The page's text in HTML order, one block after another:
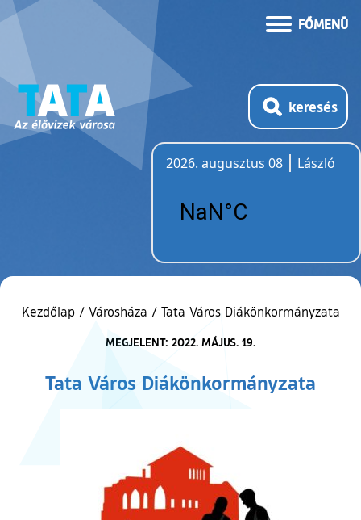
FŐMENÜ
keresés
2026. augusztus 08
László
Kezdőlap / Városháza / Tata Város Diákönkormányzata
MEGJELENT: 2022. MÁJUS. 19.
Tata Város Diákönkormányzata